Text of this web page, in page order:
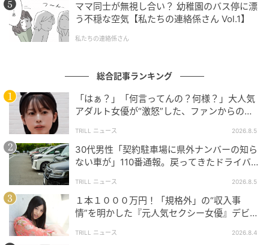
ママ同士が無視し合い？ 幼稚園のバス停に漂
う不穏な空気【私たちの連絡係さん Vol.1】
私たちの連絡係さん
総合記事ランキング
「はぁ？」「何言ってんの？何様？」大人気
アダルト女優が“激怒”した、ファンからの
TRILL ニュース 2026.8.5
30代男性「契約駐車場に県外ナンバーの知ら
ない車が」110番通報。戻ってきたドライバー
TRILL ニュース 2026.8.5
１本１０００万円！「規格外」の“収入事
情”を明かした『元人気セクシー女優』デビュ
TRILL ニュース 2026.8.4